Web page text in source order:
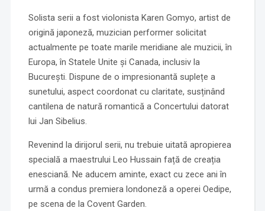
Solista serii a fost violonista Karen Gomyo, artist de
origină japoneză, muzician performer solicitat
actualmente pe toate marile meridiane ale muzicii, în
Europa, în Statele Unite și Canada, inclusiv la
București. Dispune de o impresionantă suplețe a
sunetului, aspect coordonat cu claritate, susținând
cantilena de natură romantică a Concertului datorat
lui Jan Sibelius.
Revenind la dirijorul serii, nu trebuie uitată apropierea
specială a maestrului Leo Hussain față de creația
enesciană. Ne aducem aminte, exact cu zece ani în
urmă a condus premiera londoneză a operei Oedipe,
pe scena de la Covent Garden.